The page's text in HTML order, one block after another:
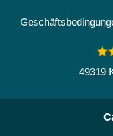
49319